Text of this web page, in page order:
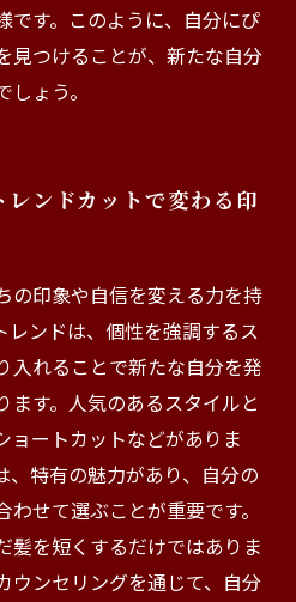
です。このように、自分にぴ
見つけることが、新たな自分
ょう。
ンドカットで変わる印
の印象や自信を変える力を持
レンドは、個性を強調するス
入れることで新たな自分を発
ます。人気のあるスタイルと
ョートカットなどがありま
、特有の魅力があり、自分の
せて選ぶことが重要です。
髪を短くするだけではありま
ウンセリングを通じて、自分